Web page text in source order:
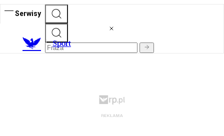
Serwisy
Sport